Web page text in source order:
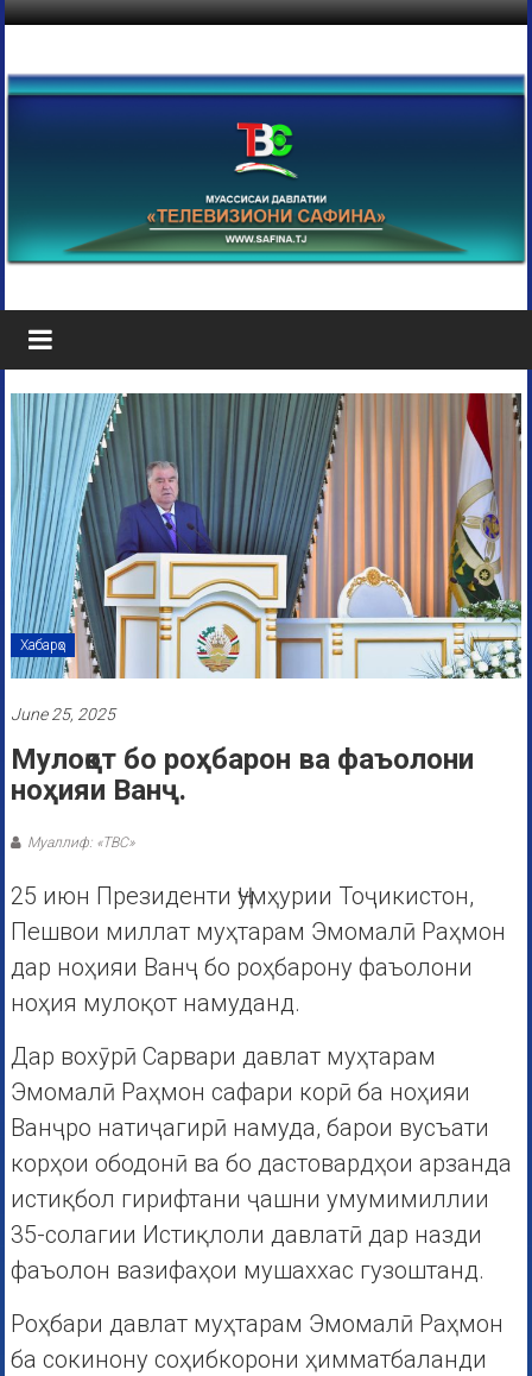
Хабарҳо
June 25, 2025
Мулоқот бо роҳбарон ва фаъолони
ноҳияи Ванҷ.
Муаллиф: «ТВС»
25 июн Президенти Ҷумҳурии Тоҷикистон,
Пешвои миллат муҳтарам Эмомалӣ Раҳмон
дар ноҳияи Ванҷ бо роҳбарону фаъолони
ноҳия мулоқот намуданд.
Дар вохӯрӣ Сарвари давлат муҳтарам
Эмомалӣ Раҳмон сафари корӣ ба ноҳияи
Ванҷро натиҷагирӣ намуда, барои вусъати
корҳои ободонӣ ва бо дастовардҳои арзанда
истиқбол гирифтани ҷашни умумимиллии
35-солагии Истиқлоли давлатӣ дар назди
фаъолон вазифаҳои мушаххас гузоштанд.
Роҳбари давлат муҳтарам Эмомалӣ Раҳмон
ба сокинону соҳибкорони ҳимматбаланди